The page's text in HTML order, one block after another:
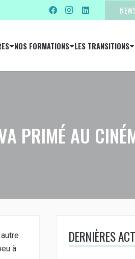
NOS FORMATIONS LES TRANSITIONS
PRIMÉ AU
à
DERNIÈRES